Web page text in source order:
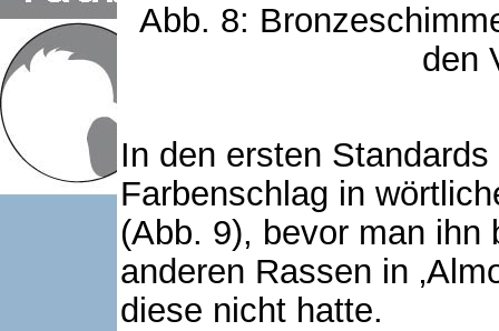
Abb. 8:
den
In den ersten
Farbenschlag in
(Abb. 9), bevor man ihn
anderen Rassen in
diese nicht hatte.